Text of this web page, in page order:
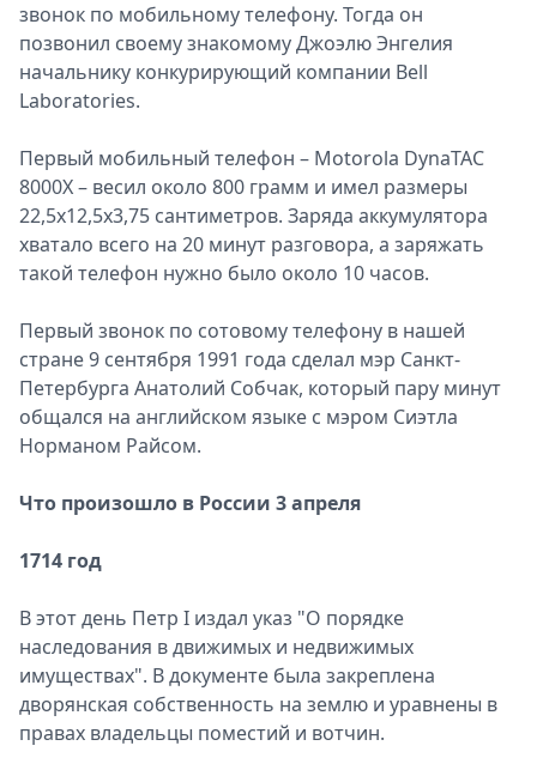
звонок по мобильному телефону. Тогда он
позвонил своему знакомому Джоэлю Энгелия
начальнику конкурирующий компании Bell
Laboratories.
Первый мобильный телефон – Motorola DynaTAC
8000Х – весил около 800 грамм и имел размеры
22,5х12,5х3,75 сантиметров. Заряда аккумулятора
хватало всего на 20 минут разговора, а заряжать
такой телефон нужно было около 10 часов.
Первый звонок по сотовому телефону в нашей
стране 9 сентября 1991 года сделал мэр Санкт-
Петербурга Анатолий Собчак, который пару минут
общался на английском языке с мэром Сиэтла
Норманом Райсом.
Что произошло в России 3 апреля
1714 год
В этот день Петр I издал указ "О порядке
наследования в движимых и недвижимых
имуществах". В документе была закреплена
дворянская собственность на землю и уравнены в
правах владельцы поместий и вотчин.